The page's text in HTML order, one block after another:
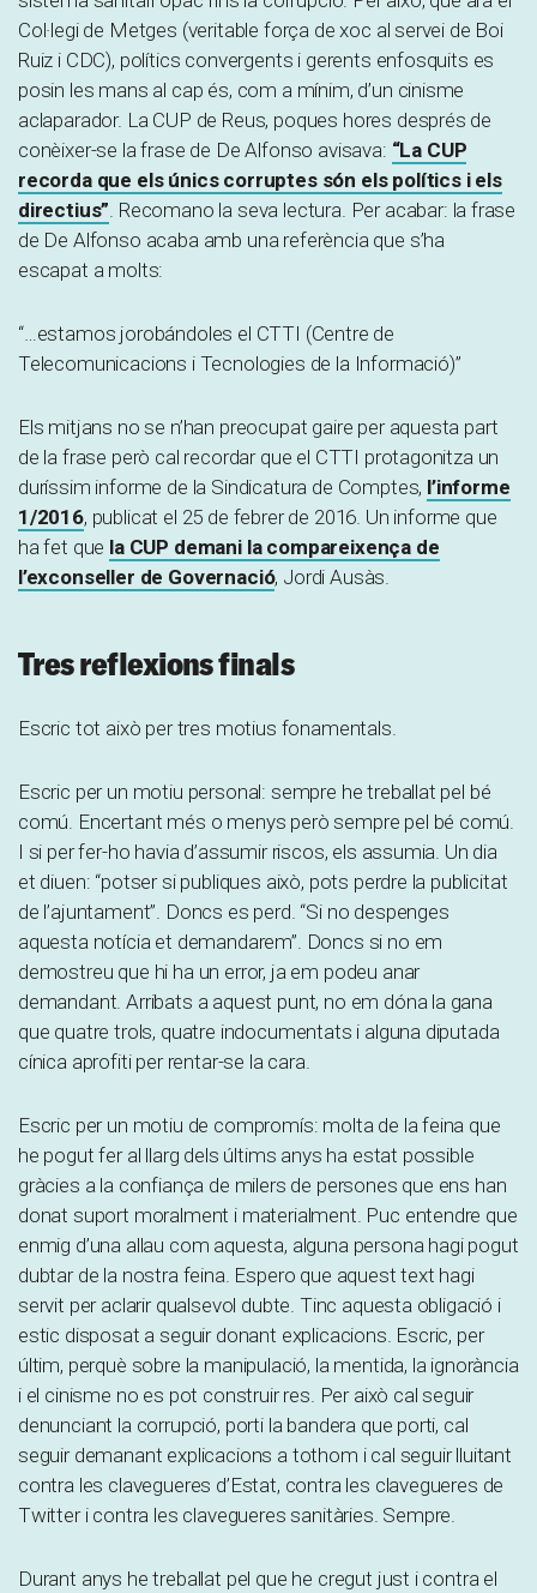
Col·legi de Metges (veritable força de xoc al servei de Boi
Ruiz i CDC), polítics convergents i gerents enfosquits es
posin les mans al cap és, com a mínim, d’un cinisme
aclaparador. La CUP de Reus, poques hores després de
conèixer-se la frase de De Alfonso avisava: “La CUP
recorda que els únics corruptes són els polítics i els
directius” . Recomano la seva lectura. Per acabar: la frase
de De Alfonso acaba amb una referència que s’ha
escapat a molts:
“…estamos jorobándoles el CTTI (Centre de
Telecomunicacions i Tecnologies de la Informació)”
Els mitjans no se n’han preocupat gaire per aquesta part
de la frase però cal recordar que el CTTI protagonitza un
duríssim informe de la Sindicatura de Comptes, l’informe
1/2016, publicat el 25 de febrer de 2016. Un informe que
ha fet que la CUP demani la compareixença de
l’exconseller de Governació, Jordi Ausàs.
Tres reflexions finals
Escric tot això per tres motius fonamentals.
Escric per un motiu personal: sempre he treballat pel bé
comú. Encertant més o menys però sempre pel bé comú.
I si per fer-ho havia d’assumir riscos, els assumia. Un dia
et diuen: “potser si publiques això, pots perdre la publicitat
de l’ajuntament”. Doncs es perd. “Si no despenges
aquesta notícia et demandarem”. Doncs si no em
demostreu que hi ha un error, ja em podeu anar
demandant. Arribats a aquest punt, no em dóna la gana
que quatre trols, quatre indocumentats i alguna diputada
cínica aprofiti per rentar-se la cara.
Escric per un motiu de compromís: molta de la feina que
he pogut fer al llarg dels últims anys ha estat possible
gràcies a la confiança de milers de persones que ens han
donat suport moralment i materialment. Puc entendre que
enmig d’una allau com aquesta, alguna persona hagi pogut
dubtar de la nostra feina. Espero que aquest text hagi
servit per aclarir qualsevol dubte. Tinc aquesta obligació i
estic disposat a seguir donant explicacions. Escric, per
últim, perquè sobre la manipulació, la mentida, la ignorància
i el cinisme no es pot construir res. Per això cal seguir
denunciant la corrupció, porti la bandera que porti, cal
seguir demanant explicacions a tothom i cal seguir lluitant
contra les clavegueres d’Estat, contra les clavegueres de
Twitter i contra les clavegueres sanitàries. Sempre.
Durant anys he treballat pel que he cregut just i contra el